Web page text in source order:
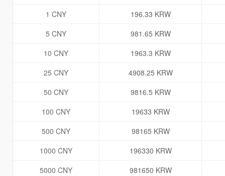
1 CNY
196.33 KRW
5 CNY
981.65 KRW
10 CNY
1963.3 KRW
25 CNY
4908.25 KRW
50 CNY
9816.5 KRW
100 CNY
19633 KRW
500 CNY
98165 KRW
1000 CNY
196330 KRW
5000 CNY
981650 KRW